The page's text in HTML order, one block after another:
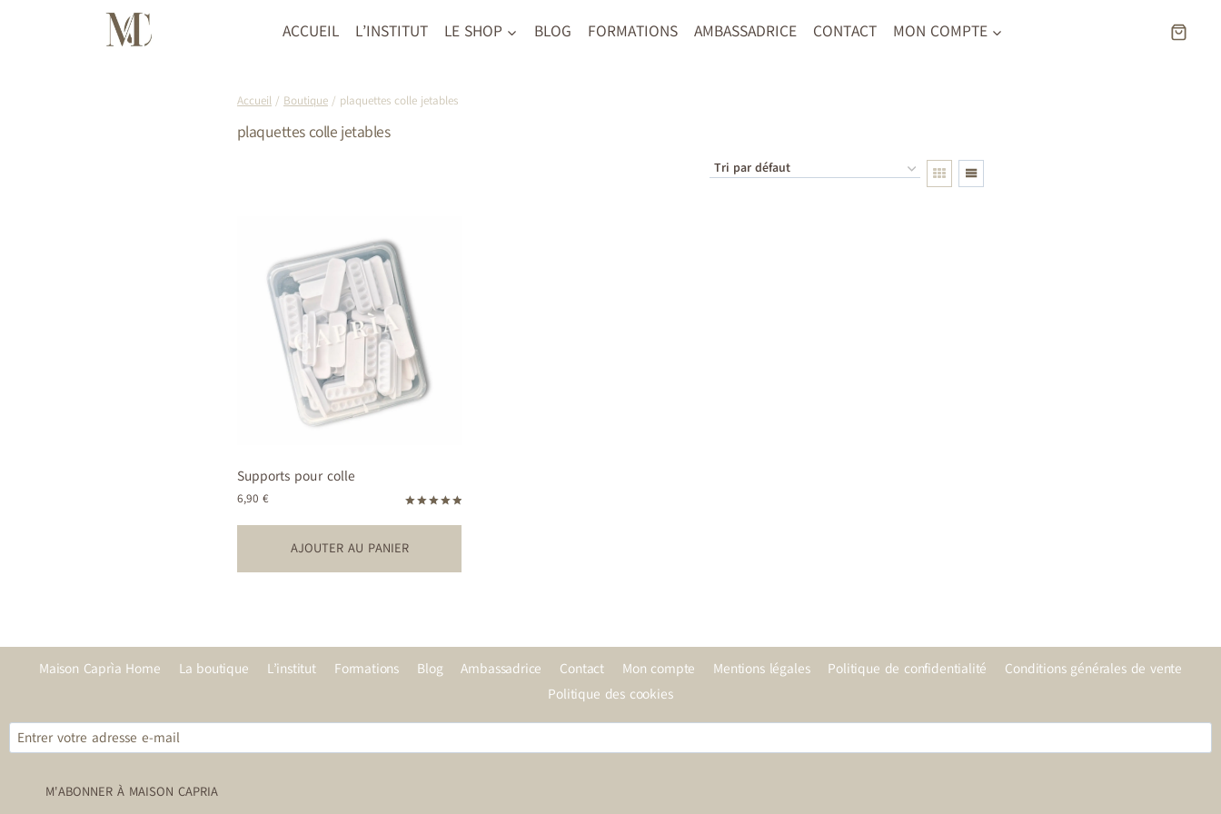
ACCUEIL L’INSTITUT LE SHOP BLOG FORMATIONS AMBASSADRICE CONTACT MON COMPTE
Accueil / Boutique / plaquettes colle jetables
plaquettes colle jetables
Supports pour colle
5.00
6,90 €
AJOUTER AU PANIER
Maison Caprìa Home La boutique L’institut Formations Blog Ambassadrice Contact Mon compte Mentions légales Politique de confidentialité
Conditions générales de vente
Politique des cookies
M'ABONNER À MAISON CAPRIA